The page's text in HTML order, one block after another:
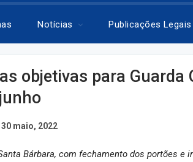
Notícias Publicações Legais
objetivas para Guarda
30 maio, 2022
Bárbara, com fechamento dos portões e